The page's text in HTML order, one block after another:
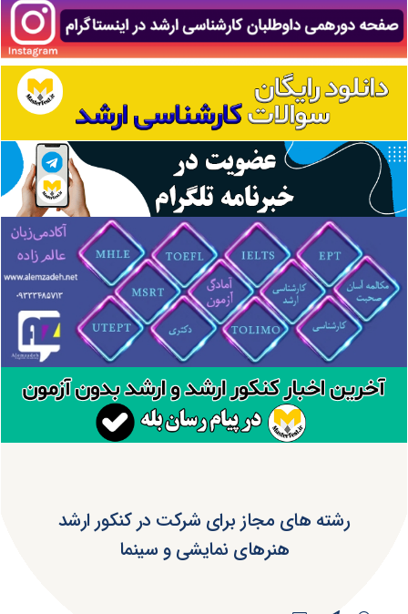
رشته های مجاز برای شرکت در کنکور ارشد
هنرهای نمایشی و سینما